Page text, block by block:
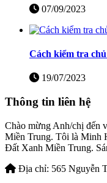
07/09/2023
Cách kiểm tra
19/07/2023
Thông tin liên hệ
Chào mừng Anh/chị đến
Miền Trung. Tôi là Minh
Đất Xanh Miền Trung.
Địa chỉ: 565 Nguyễn